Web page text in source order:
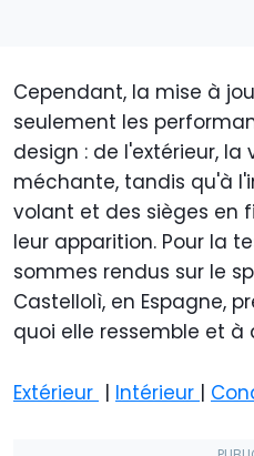
Cependant, la mise à
seulement les
design : de l'extérieur, la
méchante, tandis qu'à
volant et des sièges en
leur apparition. Pour la
sommes rendus sur le
Castellolì, en Espagne,
quoi elle ressemble et à
Extérieur | Intérieur |